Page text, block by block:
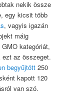
nekik össze
egy kicsit több
, vagyis igazán
máig
kategóriát,
az összeget.
begyűjtött 250
kapott 120
van szó.